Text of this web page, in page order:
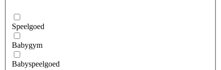
Speelgoed
Babygym
Babyspeelgoed